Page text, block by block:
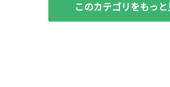
このカテゴリをもっ